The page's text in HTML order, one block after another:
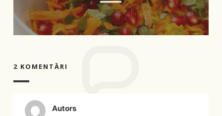
2 KOMENTĀRI
Autors